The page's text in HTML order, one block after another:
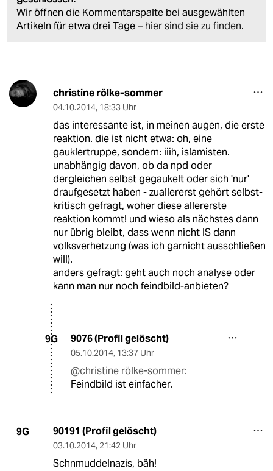
Wir öffnen die Kommentarspalte bei ausgewählten
Artikeln für etwa drei Tage – hier sind sie zu finden.
christine rölke-sommer
04.10.2014, 18:33 Uhr
das interessante ist, in meinen augen, die erste
reaktion. die ist nicht etwa: oh, eine
gauklertruppe, sondern: iiih, islamisten.
unabhängig davon, ob da npd oder
dergleichen selbst gegaukelt oder sich 'nur'
draufgesetzt haben - zuallererst gehört selbst-
kritisch gefragt, woher diese allererste
reaktion kommt! und wieso als nächstes dann
nur übrig bleibt, dass wenn nicht IS dann
volksverhetzung (was ich garnicht ausschließen
will).
anders gefragt: geht auch noch analyse oder
kann man nur noch feindbild-anbieten?
9G 9076 (Profil gelöscht)
05.10.2014, 13:37 Uhr
@christine rölke-sommer:
Feindbild ist einfacher.
9G 90191 (Profil gelöscht)
03.10.2014, 21:42 Uhr
Schnmuddelnazis, bäh!